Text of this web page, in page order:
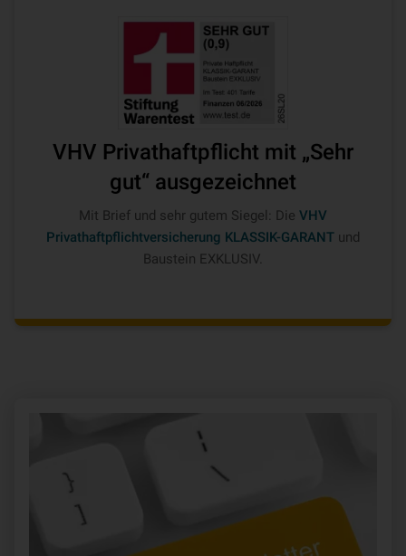
VHV Privathaftpflicht mit „Sehr
gut“ ausgezeichnet
Mit Brief und sehr gutem Siegel: Die VHV
Privathaftpflichtversicherung KLASSIK-GARANT und
Baustein EXKLUSIV.